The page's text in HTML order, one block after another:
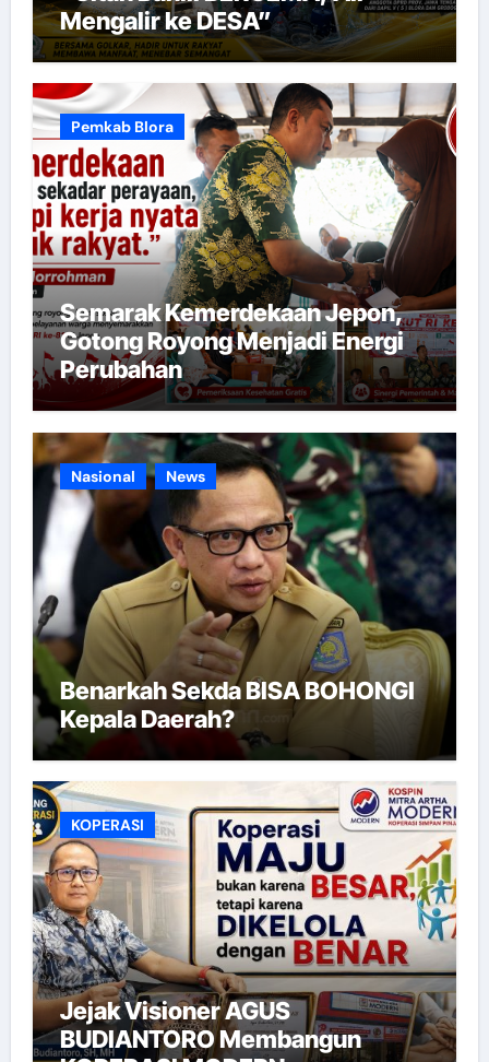
Mengalir ke DESA”
Pemkab Blora
Semarak Kemerdekaan Jepon,
Gotong Royong Menjadi Energi
Perubahan
Nasional News
Benarkah Sekda BISA BOHONGI
Kepala Daerah?
KOPERASI
Jejak Visioner AGUS
BUDIANTORO Membangun